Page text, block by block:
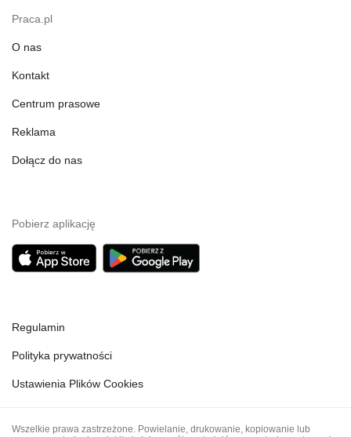
Praca.pl
O nas
Kontakt
Centrum prasowe
Reklama
Dołącz do nas
Pobierz aplikację
Regulamin
Polityka prywatności
Ustawienia Plików Cookies
Wszelkie prawa zastrzeżone. Powielanie, drukowanie, kopiowanie lub